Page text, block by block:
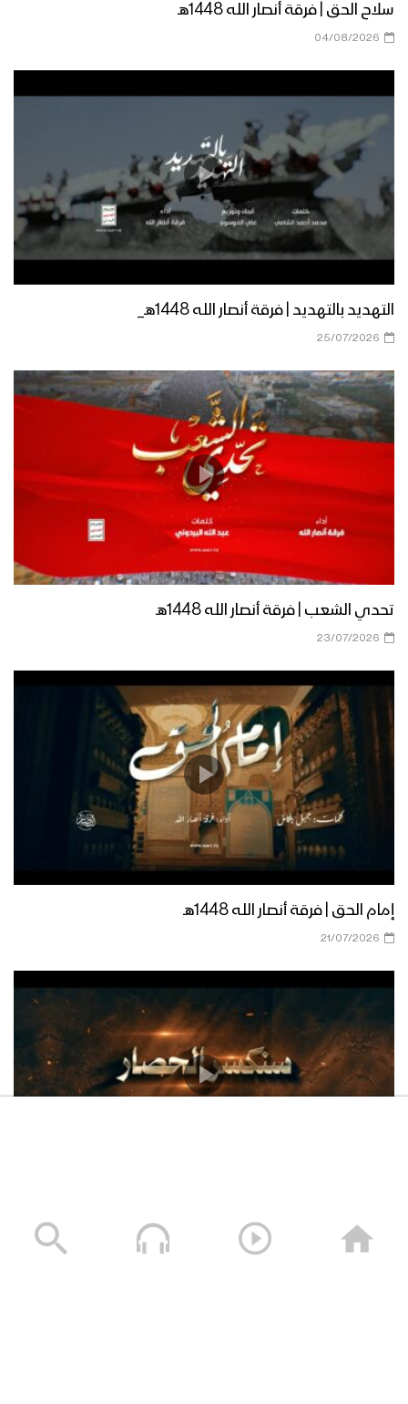
سلاح الحق | فرقة أنصار الله 1448هـ
04/08/2026
التهديد بالتهديد | فرقة أنصار الله 1448هـ_
25/07/2026
تحدي الشعب | فرقة أنصار الله 1448هـ
23/07/2026
إمام الحق | فرقة أنصار الله 1448هـ
21/07/2026
13/07/2026